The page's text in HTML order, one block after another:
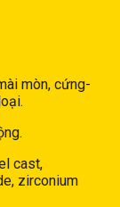
mòn, cứng-
cast,
zirconium